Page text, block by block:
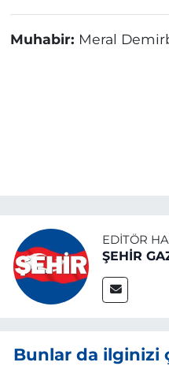
Muhabir: Meral
EDITÖR
ŞEHİR
Bunlar da ilginizi